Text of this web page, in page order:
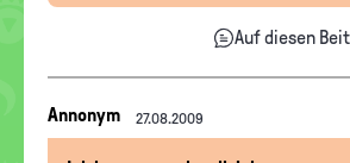
Auf diesen
Nachrichten-
Thread
Annonym 27.08.2009